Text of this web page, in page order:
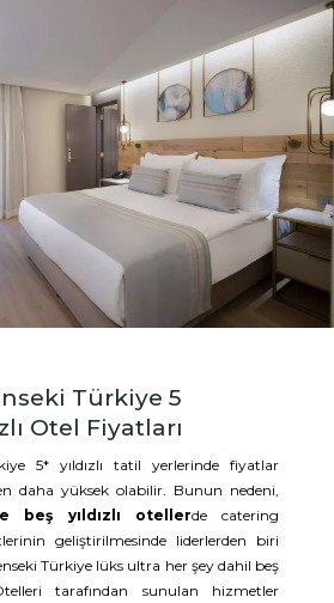
Türkiye 5
Otel Fiyatları
5* yıldızlı tatil yerlerinde fiyatlar
daha yüksek olabilir. Bunun nedeni,
beş yıldızlı otellerde catering
geliştirilmesinde liderlerden biri
Türkiye lüks ultra her şey dahil beş
tarafından sunulan hizmetler